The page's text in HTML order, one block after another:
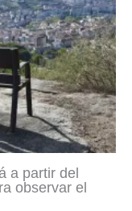
a partir del
observar el